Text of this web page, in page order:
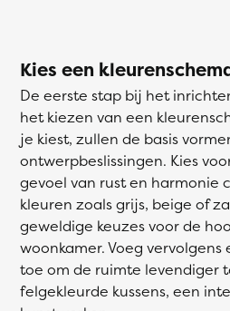
Kies een
De eerste stap bij het
het kiezen van een
je kiest, zullen de basis
ontwerpbeslissingen. Kies
gevoel van rust en harmonie
kleuren zoals grijs, beige of
geweldige keuzes voor de
woonkamer. Voeg
toe om de ruimte levendiger
felgekleurde kussens, een